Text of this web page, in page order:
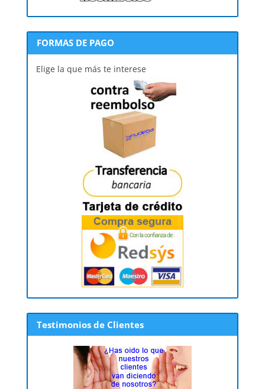
FORMAS DE PAGO
Elige la que más te interese
Testimonios de Clientes